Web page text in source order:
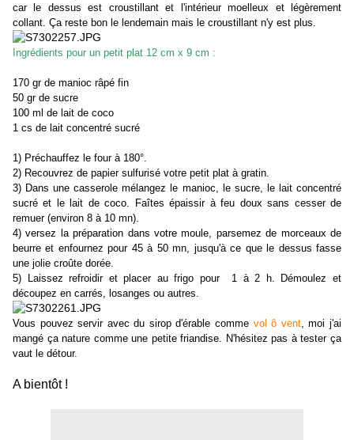
car le dessus est croustillant et l'intérieur moelleux et légèrement
collant. Ça reste bon le lendemain mais le croustillant n'y est plus.
Ingrédients pour un petit plat 12 cm x 9 cm :
170 gr de manioc râpé fin
50 gr de sucre
100 ml de lait de coco
1 cs de lait concentré sucré
1) Préchauffez le four à 180°.
2) Recouvrez de papier sulfurisé votre petit plat à gratin.
3) Dans une casserole mélangez le manioc, le sucre, le lait concentré
sucré et le lait de coco. Faîtes épaissir à feu doux sans cesser de
remuer (environ 8 à 10 mn).
4) versez la préparation dans votre moule, parsemez de morceaux de
beurre et enfournez pour 45 à 50 mn, jusqu'à ce que le dessus fasse
une jolie croûte dorée.
5) Laissez refroidir et placer au frigo pour 1 à 2 h. Démoulez et
découpez en carrés, losanges ou autres.
Vous pouvez servir avec du sirop d'érable comme vol ô vent, moi j'ai
mangé ça nature comme une petite friandise. N'hésitez pas à tester ça
vaut le détour.
A bientôt !